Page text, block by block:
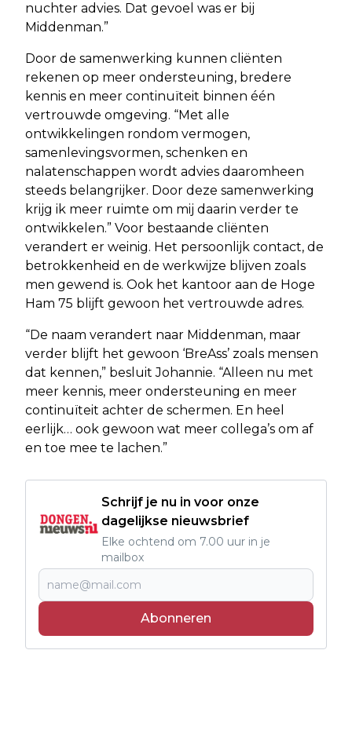
nuchter advies. Dat gevoel was er bij
Middenman.”
Door de samenwerking kunnen cliënten
rekenen op meer ondersteuning, bredere
kennis en meer continuïteit binnen één
vertrouwde omgeving. “Met alle
ontwikkelingen rondom vermogen,
samenlevingsvormen, schenken en
nalatenschappen wordt advies daaromheen
steeds belangrijker. Door deze samenwerking
krijg ik meer ruimte om mij daarin verder te
ontwikkelen.” Voor bestaande cliënten
verandert er weinig. Het persoonlijk contact, de
betrokkenheid en de werkwijze blijven zoals
men gewend is. Ook het kantoor aan de Hoge
Ham 75 blijft gewoon het vertrouwde adres.
“De naam verandert naar Middenman, maar
verder blijft het gewoon ‘BreAss’ zoals mensen
dat kennen,” besluit Johannie. “Alleen nu met
meer kennis, meer ondersteuning en meer
continuïteit achter de schermen. En heel
eerlijk… ook gewoon wat meer collega’s om af
en toe mee te lachen.”
Schrijf je nu in voor onze
dagelijkse nieuwsbrief
Elke ochtend om 7.00 uur in je
mailbox
Abonneren